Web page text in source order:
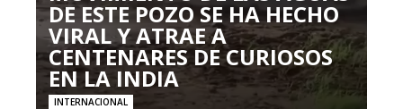
DE ESTE POZO SE HA HECHO
VIRAL Y ATRAE A
CENTENARES DE CURIOSOS
EN LA INDIA
INTERNACIONAL